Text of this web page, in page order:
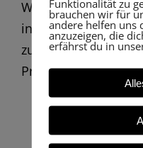
Wenn auch Sie
in Mannheim
zu kontaktieren!
Projekt! 👩‍🎨👨‍🎨
Funktionalität zu
brauchen wir für
andere helfen uns
anzuzeigen, die
erfährst du in